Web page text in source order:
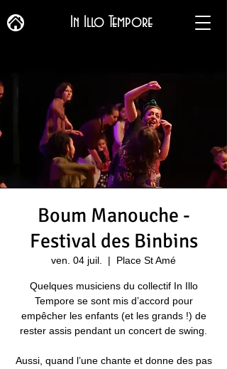
In Illo Tempore
Boum Manouche -
Festival des Binbins
ven. 04 juil.
  |
Place St Amé
Quelques musiciens du collectif In Illo
Tempore se sont mis d’accord pour
empêcher les enfants (et les grands !) de
rester assis pendant un concert de swing.
Aussi, quand l’une chante et donne des pas